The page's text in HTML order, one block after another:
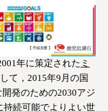
年に策定された ミ
て，2015年9月の国
発のための2030アジ
持続可能でよりよい世